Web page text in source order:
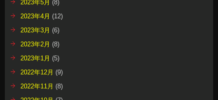
2023年5月 (8)
2023年4月 (12)
2023年3月 (6)
2023年2月 (8)
2023年1月 (5)
2022年12月 (9)
2022年11月 (8)